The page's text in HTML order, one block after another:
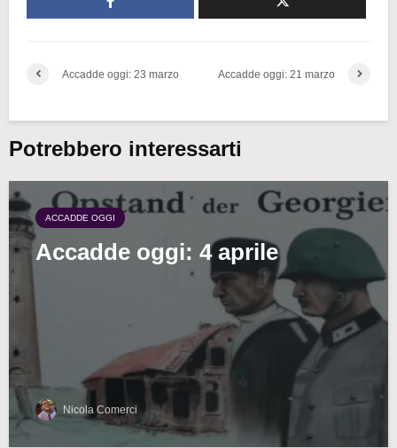
Accadde oggi: 23 marzo Accadde oggi: 21 marzo
Potrebbero interessarti
ACCADDE OGGI
Accadde oggi: 4 aprile
Nicola Comerci